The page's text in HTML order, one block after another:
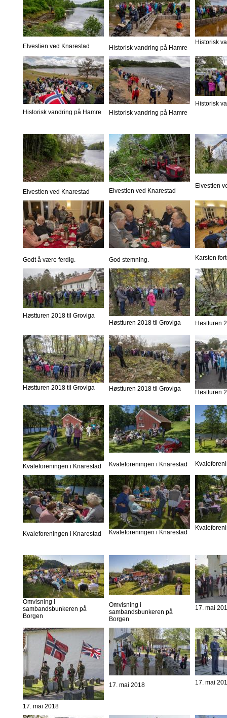
Elvestien ved Knarestad Historisk vandring på Hamre
Historisk
Historisk vandring på Hamre Historisk vandring på Hamre
Historisk
Elvestien ved Knarestad Elvestien ved Knarestad
Elvestien
Godt å være ferdig. God stemning. Karsten
Høstturen 2018 til Groviga
Høstturen 2018 til Groviga
Høstturen
Høstturen 2018 til Groviga Høstturen 2018 til Groviga Høstturen
Kvaleforeningen i Knarestad Kvaleforeningen i Knarestad
Kvaleforeningen i Knarestad Kvaleforeningen i Knarestad
Omvisning i
sambandsbunkeren på
Borgen
Omvisning i
sambandsbunkeren på
Borgen
17. mai
17. mai 2018
17. mai 2018 17. mai